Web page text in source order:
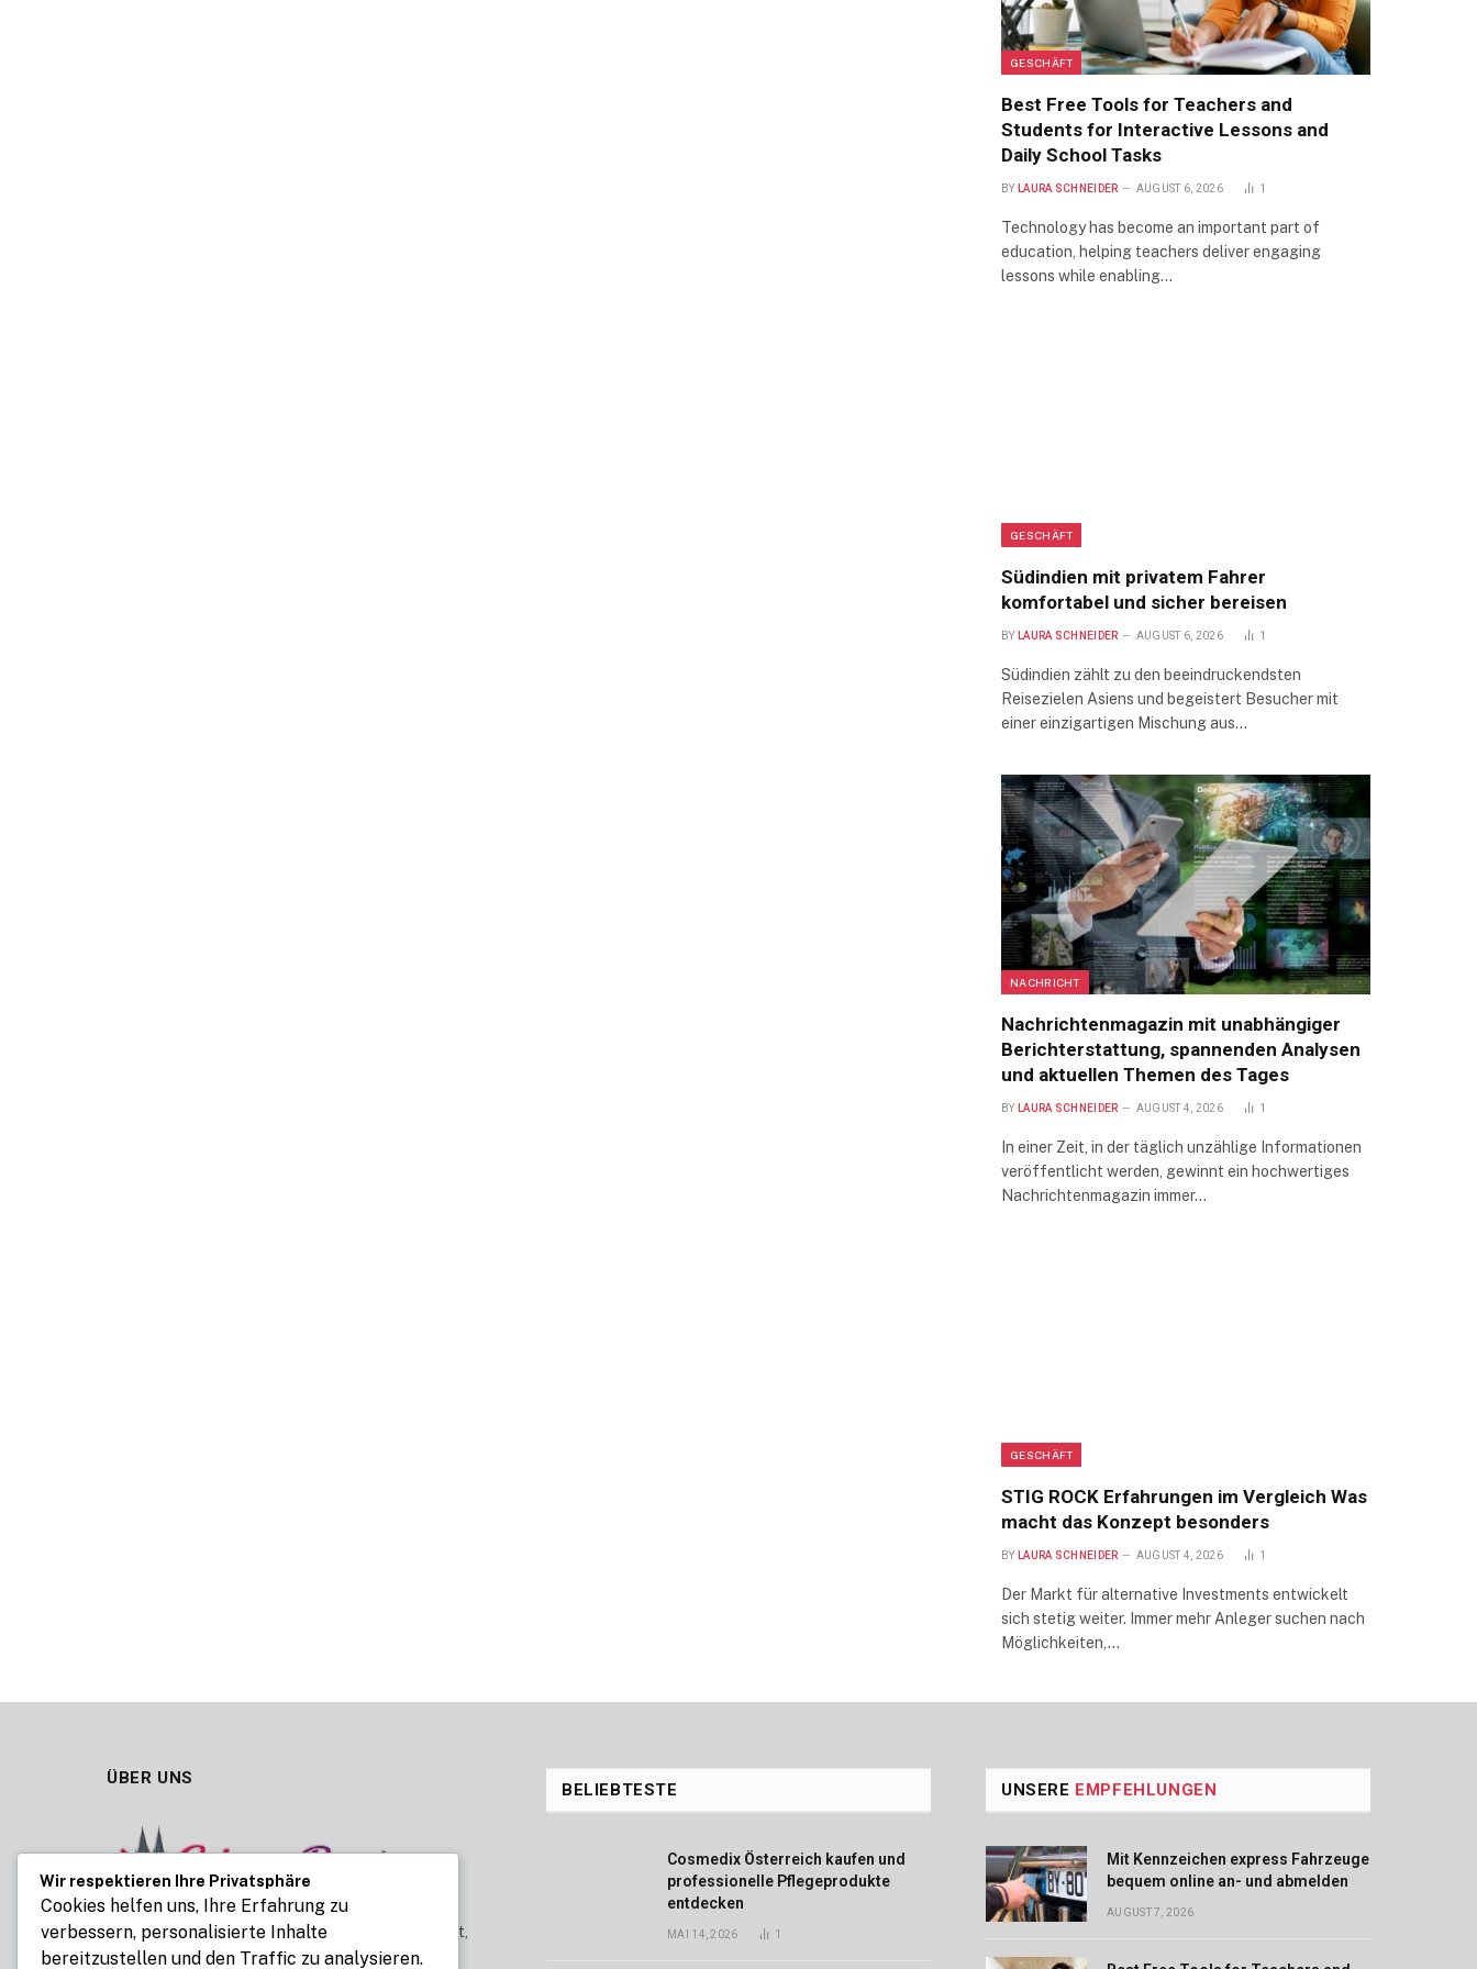
GESCHÄFT
Best Free Tools for Teachers and
Students for Interactive Lessons and
Daily School Tasks
BY LAURA SCHNEIDER AUGUST 6, 2026 1
Technology has become an important part of
education, helping teachers deliver engaging
lessons while enabling…
GESCHÄFT
Südindien mit privatem Fahrer
komfortabel und sicher bereisen
BY LAURA SCHNEIDER AUGUST 6, 2026 1
Südindien zählt zu den beeindruckendsten
Reisezielen Asiens und begeistert Besucher mit
einer einzigartigen Mischung aus…
NACHRICHT
Nachrichtenmagazin mit unabhängiger
Berichterstattung, spannenden Analysen
und aktuellen Themen des Tages
BY LAURA SCHNEIDER AUGUST 4, 2026 1
In einer Zeit, in der täglich unzählige Informationen
veröffentlicht werden, gewinnt ein hochwertiges
Nachrichtenmagazin immer…
GESCHÄFT
STIG ROCK Erfahrungen im Vergleich Was
macht das Konzept besonders
BY LAURA SCHNEIDER AUGUST 4, 2026 1
Der Markt für alternative Investments entwickelt
sich stetig weiter. Immer mehr Anleger suchen nach
Möglichkeiten,…
ÜBER UNS
Cologne Beauty ist Ihr Magazin rund um Schönheit,
Pflege und moderne Trends. Wir veröffentlichen
BELIEBTESTE
Cosmedix Österreich kaufen und
professionelle Pflegeprodukte
entdecken
MAI 14, 2026 1
UNSERE EMPFEHLUNGEN
Mit Kennzeichen express Fahrzeuge
bequem online an- und abmelden
AUGUST 7, 2026
Wir respektieren Ihre Privatsphäre
Cookies helfen uns, Ihre Erfahrung zu
verbessern, personalisierte Inhalte
bereitzustellen und den Traffic zu analysieren.